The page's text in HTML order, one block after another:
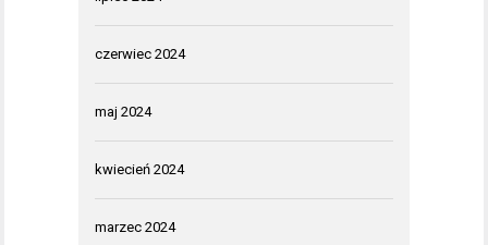
czerwiec 2024
maj 2024
kwiecień 2024
marzec 2024